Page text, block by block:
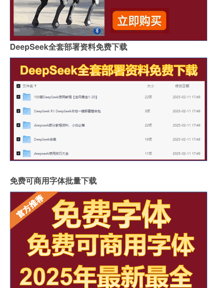
DeepSeek全套部署资料免费下载
免费可商用字体批量下载